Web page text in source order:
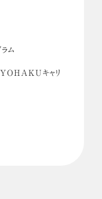
ム
キャリ